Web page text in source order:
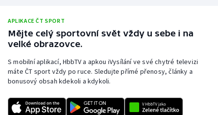
Plážový volejbal
Ragby
Rychlobruslení
Rychlostní kanoistika
Short track
APLIKACE ČT SPORT
Mějte celý sportovní svět vždy u sebe i na
velké obrazovce.
S mobilní aplikací, HbbTV a apkou iVysílání ve své chytré televizi
máte ČT sport vždy po ruce. Sledujte přímé přenosy, články a
bonusový obsah kdekoli a kdykoli.